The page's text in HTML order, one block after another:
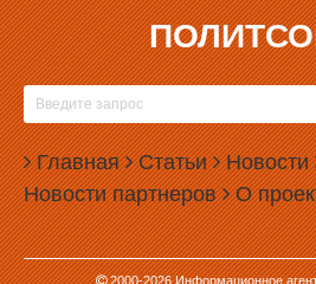
Главная Статьи Новости
Новости партнеров О
2000-2026Информационное
15.04.2022, 15:30
ДОРОГИ В ЕКАТЕРИНБУРГЕ
УДОБНЫМИ ДЛЯ
Дороги, которые в этом году будут
федерального проекта, станут
инвалидов и детских колясок.
Как сообщили в пресс-службе